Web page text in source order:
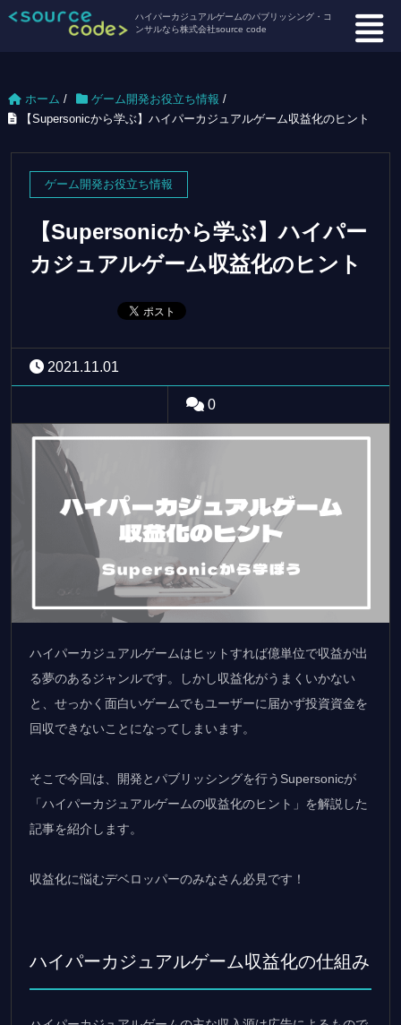
ハイパーカジュアルゲームのパブリッシング・コ
ンサルなら株式会社source code
ホーム / ゲーム開発お役立ち情報 /
【Supersonicから学ぶ】ハイパーカジュアルゲーム収益化のヒント
ゲーム開発お役立ち情報
【Supersonicから学ぶ】ハイパー
カジュアルゲーム収益化のヒント
2021.11.01
0
ハイパーカジュアルゲームはヒットすれば億単位で収益が出
る夢のあるジャンルです。しかし収益化がうまくいかない
と、せっかく面白いゲームでもユーザーに届かず投資資金を
回収できないことになってしまいます。
そこで今回は、開発とパブリッシングを行うSupersonicが
「ハイパーカジュアルゲームの収益化のヒント」を解説した
記事を紹介します。
収益化に悩むデベロッパーのみなさん必見です！
ハイパーカジュアルゲーム収益化の仕組み